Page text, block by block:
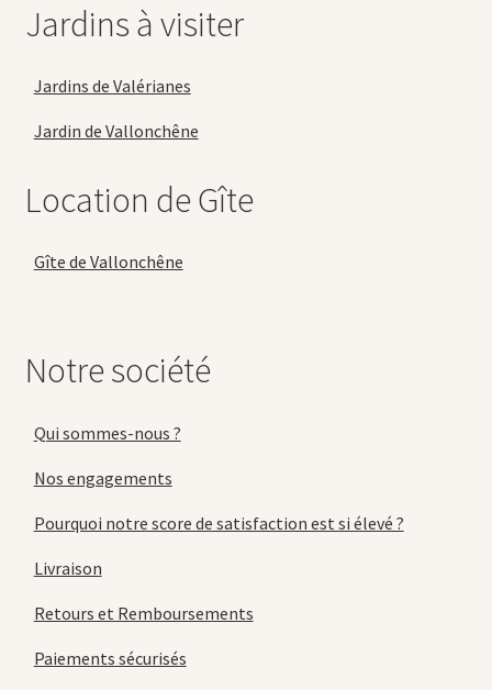
Jardins à visiter
Jardins de Valérianes
Jardin de Vallonchêne
Location de Gîte
Gîte de Vallonchêne
Notre société
Qui sommes-nous ?
Nos engagements
Pourquoi notre score de satisfaction est si élevé ?
Livraison
Retours et Remboursements
Paiements sécurisés